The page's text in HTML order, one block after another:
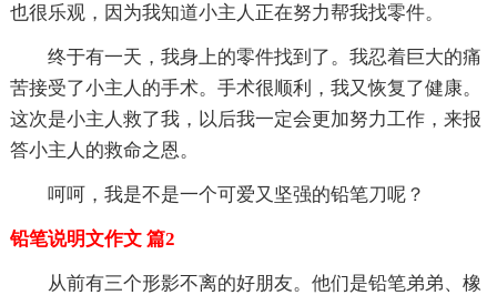
也很乐观，因为我知道小主人正在努力帮我找零件。
终于有一天，我身上的零件找到了。我忍着巨大的痛
苦接受了小主人的手术。手术很顺利，我又恢复了健康。
这次是小主人救了我，以后我一定会更加努力工作，来报
答小主人的救命之恩。
呵呵，我是不是一个可爱又坚强的铅笔刀呢？
铅笔说明文作文 篇2
从前有三个形影不离的好朋友。他们是铅笔弟弟、橡